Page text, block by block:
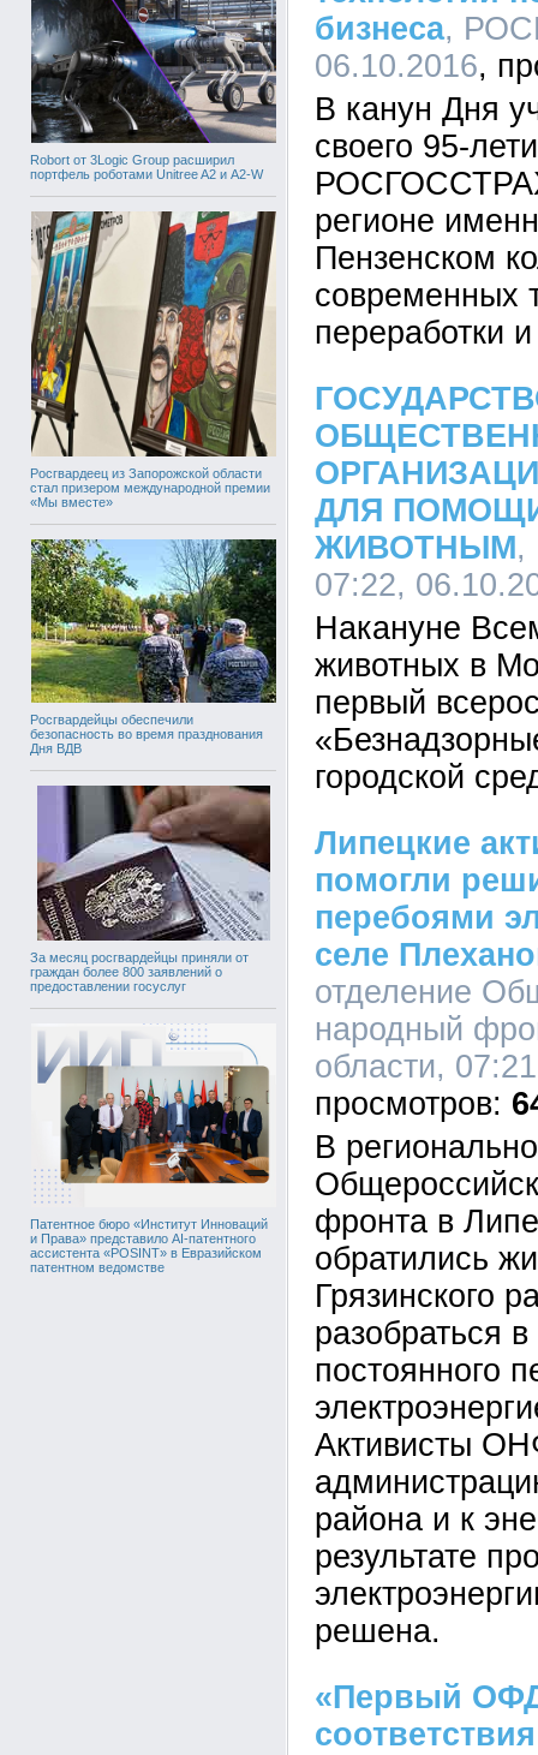
Robort от 3Logic Group расширил
портфель роботами Unitree A2 и A2-W
Росгвардеец из Запорожской области
стал призером международной премии
«Мы вместе»
Росгвардейцы обеспечили
безопасность во время празднования
Дня ВДВ
За месяц росгвардейцы приняли от
граждан более 800 заявлений о
предоставлении госуслуг
Патентное бюро «Институт Инноваций
и Права» представило AI-патентного
ассистента «POSINT» в Евразийском
патентном ведомстве
бизнеса,
06.10.2016
В канун Дня
своего 95-
регионе
Пензенском
современных
переработки
ДЛЯ
ЖИВОТНЫМ,
07:22,
Накануне
животных в
первый
городской
Липецкие
помогли
перебоями
селе
отделение
народный
области,
В
фронта в
обратились
Грязинского
разобраться
постоянного
Активисты
района и к
результате
решена.
«Первый